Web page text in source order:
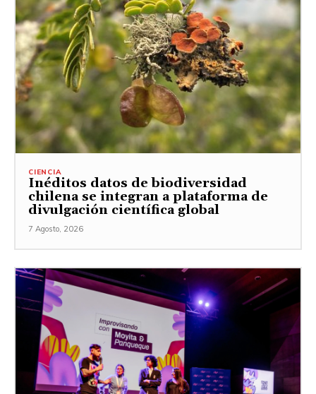
CIENCIA
Inéditos datos de biodiversidad
chilena se integran a plataforma de
divulgación científica global
7 Agosto, 2026